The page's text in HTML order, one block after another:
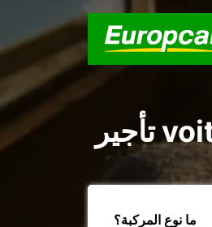
ما نوع المركبة؟